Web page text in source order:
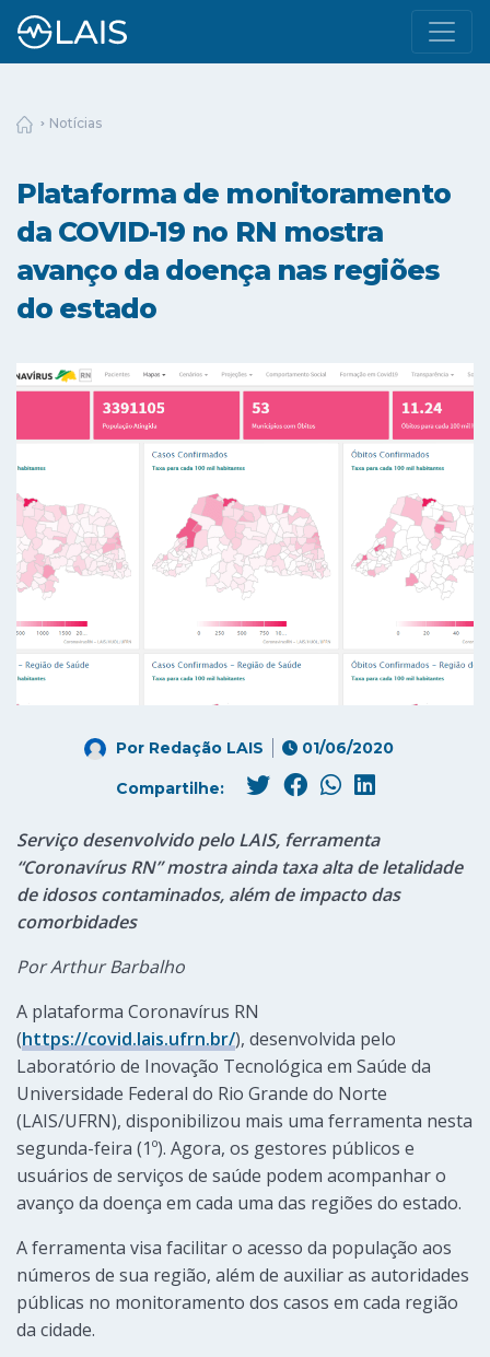
Notícias
Plataforma de monitoramento
da COVID-19 no RN mostra
avanço da doença nas regiões
do estado
Por Redação LAIS 01/06/2020
Compartilhe:
Serviço desenvolvido pelo LAIS, ferramenta
“Coronavírus RN” mostra ainda taxa alta de letalidade
de idosos contaminados, além de impacto das
comorbidades
Por Arthur Barbalho
A plataforma Coronavírus RN
(https://covid.lais.ufrn.br/), desenvolvida pelo
Laboratório de Inovação Tecnológica em Saúde da
Universidade Federal do Rio Grande do Norte
(LAIS/UFRN), disponibilizou mais uma ferramenta nesta
segunda-feira (1º). Agora, os gestores públicos e
usuários de serviços de saúde podem acompanhar o
avanço da doença em cada uma das regiões do estado.
A ferramenta visa facilitar o acesso da população aos
números de sua região, além de auxiliar as autoridades
públicas no monitoramento dos casos em cada região
da cidade.